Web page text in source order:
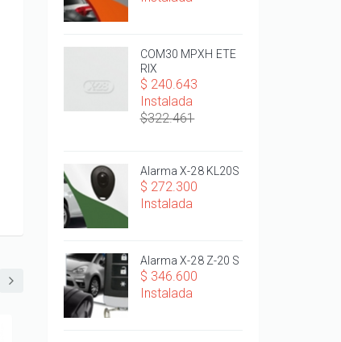
COM30 MPXH ETE
RIX
$ 240.643
Instalada
$322.461
Alarma X-28 KL20S
$ 272.300
Instalada
Alarma X-28 Z-20 S
$ 346.600
Instalada